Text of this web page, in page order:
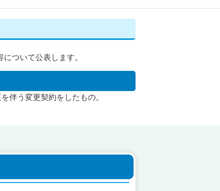
ついて公表します。
伴う変更契約をしたもの。